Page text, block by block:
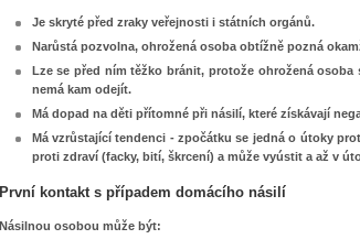
Je skryté před zraky veřejnosti i státních orgánů.
Narůstá pozvolna, ohrožená osoba obtížně pozná
Lze se před ním těžko bránit, protože ohrožená
nemá kam odejít.
Má dopad na děti přítomné při násilí, které získávají
Má vzrůstající tendenci - zpočátku se jedná o útoky
proti zdraví (facky, bití, škrcení) a může vyústit a až v
První kontakt s případem domácího násilí
Násilnou osobou může být: